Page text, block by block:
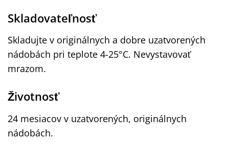
Skladovateľnosť
Skladujte v originálnych a dobre uzatvorených
nádobách pri teplote 4-25°C. Nevystavovať
mrazom.
Životnosť
24 mesiacov v uzatvorených, originálnych
nádobách.